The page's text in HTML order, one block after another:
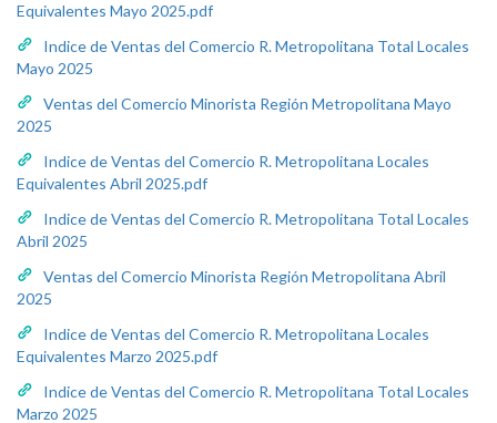
Equivalentes Mayo 2025.pdf
Indice de Ventas del Comercio R. Metropolitana Total Locales
Mayo 2025
Ventas del Comercio Minorista Región Metropolitana Mayo
2025
Indice de Ventas del Comercio R. Metropolitana Locales
Equivalentes Abril 2025.pdf
Indice de Ventas del Comercio R. Metropolitana Total Locales
Abril 2025
Ventas del Comercio Minorista Región Metropolitana Abril
2025
Indice de Ventas del Comercio R. Metropolitana Locales
Equivalentes Marzo 2025.pdf
Indice de Ventas del Comercio R. Metropolitana Total Locales
Marzo 2025